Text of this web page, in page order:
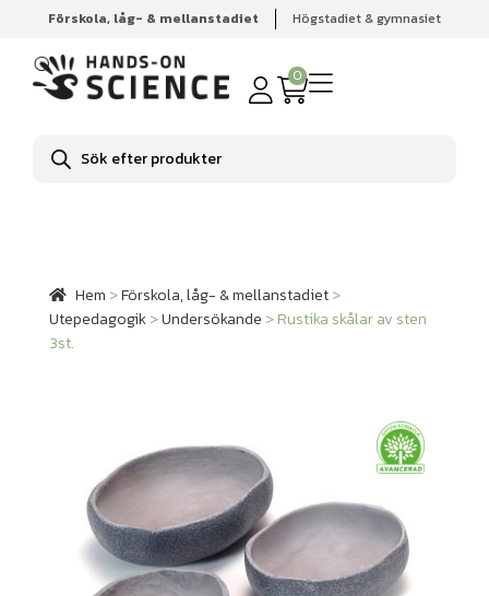
Förskola, låg- & mellanstadiet Högstadiet & gymnasiet
0
Produktsökning
Hem Förskola, låg- & mellanstadiet
Utepedagogik
Undersökande
Rustika skålar av sten 3st.
Hem >Förskola, låg- & mellanstadiet>
Utepedagogik>Undersökande >Rustika skålar av sten
3st.